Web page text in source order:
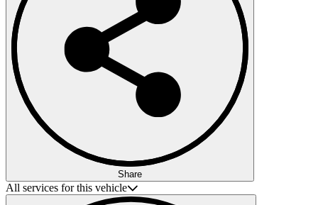
Share
All services for this vehicle